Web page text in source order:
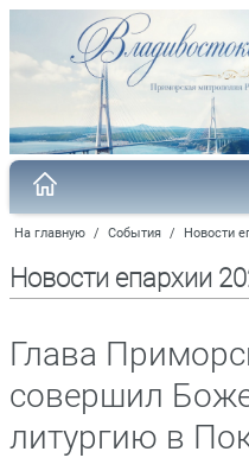
На главную / События / Новости
Новости епархии
Глава
совершил
литургию в